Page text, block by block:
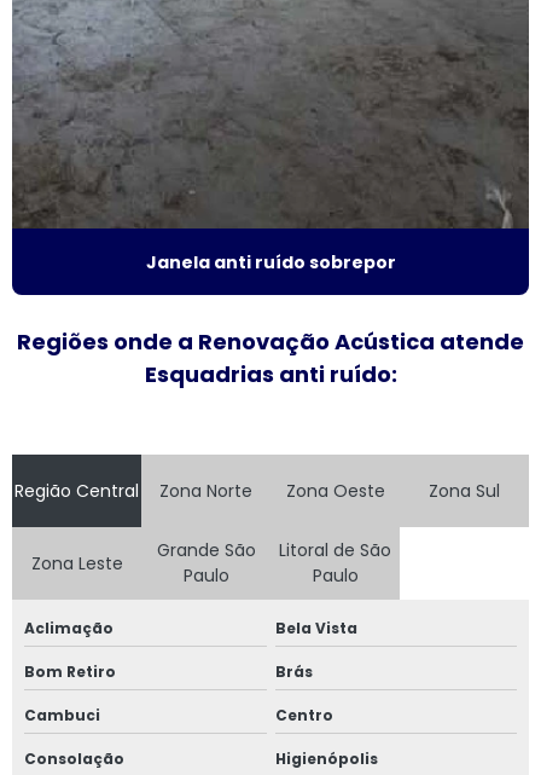
Fornecedor de janela sobreposta de correr
Fornecedor de janela sobreposta de giro
Fornecedor de janela vidro multilaminado
Fornecedor de janela vidro triplo
Instalação de esquadrias de alumínio
Instalação de tela mosquiteira
Janela acústica sobrepor
Janela acústica sobreposta
Janela acústica vidro duplo
Janela acústica vidro triplo
Janela anti ruído sobrepor
Regiões onde a Renovação Acústica atende
Esquadrias anti ruído:
Região Central Zona Norte Zona Oeste Zona Sul
Zona Leste
Grande São
Paulo
Litoral de São
Paulo
Aclimação Bela Vista
Bom Retiro Brás
Cambuci Centro
Consolação Higienópolis